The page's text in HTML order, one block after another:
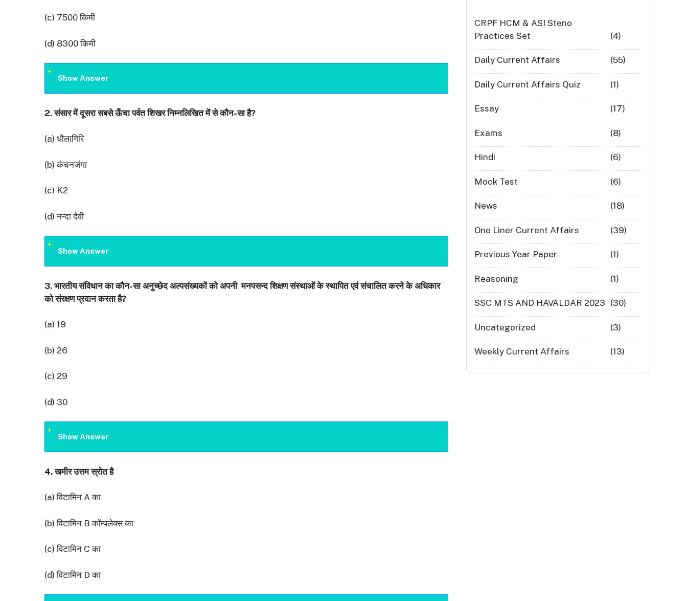
(c) 7500 किमी
(d) 8300 किमी
Show Answer
2.संसार में दूसरा सबसे ऊँचा पर्वत शिखर निम्नलिखित में से कौन-सा है?
(a) धौलागिरि
(b) कंचनजंगा
(c) K2
(d) नन्दा देवी
Show Answer
3. भारतीय संविधान का कौन-सा अनुच्छेद अल्पसंख्यकों को अपनी मनपसन्द शिक्षण संस्थाओं के स्थापित एवं संचालित करने के अधिकार
को संरक्षण प्रदान करता है?
(a) 19
(b) 26
(c) 29
(d) 30
Show Answer
4.खमीर उत्तम स्रोत है
(a) विटामिन A का
(b) विटामिन B कॉम्पलेक्स का
(c) विटामिन C का
(d) विटामिन D का
CRPF HCM & ASI Steno
Practices Set
(4)
Daily Current Affairs (55)
Daily Current Affairs Quiz (1)
Essay (17)
Exams (8)
Hindi (6)
Mock Test (6)
News (18)
One Liner Current Affairs (39)
Previous Year Paper (1)
Reasoning (1)
SSC MTS AND HAVALDAR 2023 (30)
Uncategorized (3)
Weekly Current Affairs (13)